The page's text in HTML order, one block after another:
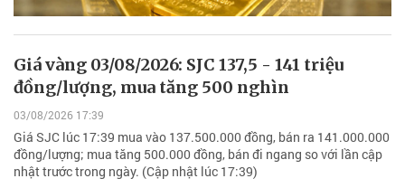
Giá vàng 03/08/2026: SJC 137,5 - 141 triệu
đồng/lượng, mua tăng 500 nghìn
03/08/2026 17:39
Giá SJC lúc 17:39 mua vào 137.500.000 đồng, bán ra 141.000.000
đồng/lượng; mua tăng 500.000 đồng, bán đi ngang so với lần cập
nhật trước trong ngày. (Cập nhật lúc 17:39)